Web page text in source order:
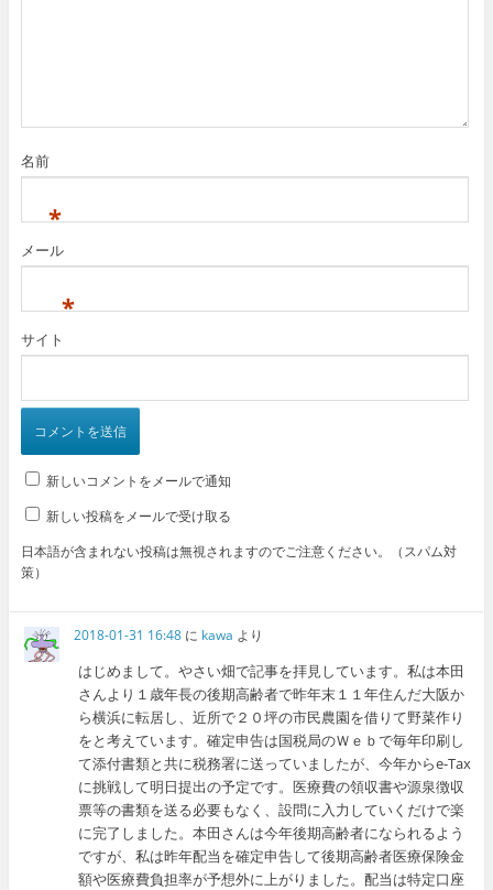
名前
*
メール
*
サイト
新しいコメントをメールで通知
新しい投稿をメールで受け取る
日本語が含まれない投稿は無視されますのでご注意ください。（スパム対
策）
2018-01-31 16:48 に kawa より
はじめまして。やさい畑で記事を拝見しています。私は本田
さんより１歳年長の後期高齢者で昨年末１１年住んだ大阪か
ら横浜に転居し、近所で２０坪の市民農園を借りて野菜作り
をと考えています。確定申告は国税局のＷｅｂで毎年印刷し
て添付書類と共に税務署に送っていましたが、今年からe-Tax
に挑戦して明日提出の予定です。医療費の領収書や源泉徴収
票等の書類を送る必要もなく、設問に入力していくだけで楽
に完了しました。本田さんは今年後期高齢者になられるよう
ですが、私は昨年配当を確定申告して後期高齢者医療保険金
額や医療費負担率が予想外に上がりました。配当は特定口座